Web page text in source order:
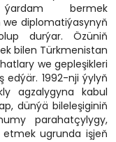
bermek
we diplomatiýasynyň
durýar. Özüniň
bilen Türkmenistan
we gepleşikleri
edýär. 1992-nji ýylyň
agzalygyna kabul
dünýä bileleşiginiň
parahatçylygy,
ugrunda işjeň